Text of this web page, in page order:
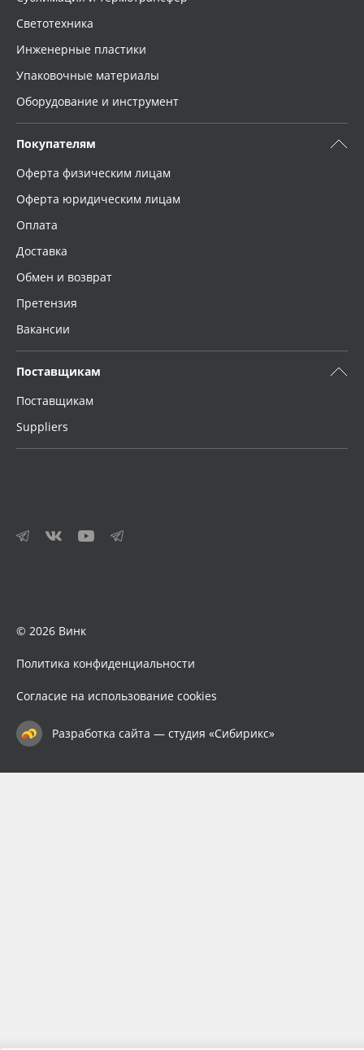
Светотехника
Инженерные пластики
Упаковочные материалы
Оборудование и инструмент
Покупателям
Оферта физическим лицам
Оферта юридическим лицам
Оплата
Доставка
Обмен и возврат
Претензия
Вакансии
Поставщикам
Поставщикам
Suppliers
© 2026 Винк
Политика конфиденциальности
Согласие на использование cookies
Разработка сайта — студия «Сибирикс»